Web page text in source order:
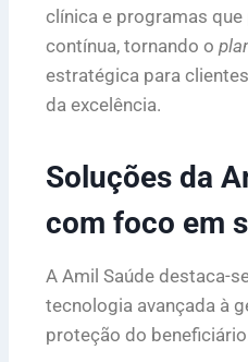
clínica e programas
contínua, tornando o
estratégica para
da excelência.
Soluções da
com foco em
A Amil Saúde destaca-
tecnologia avançada à
proteção do